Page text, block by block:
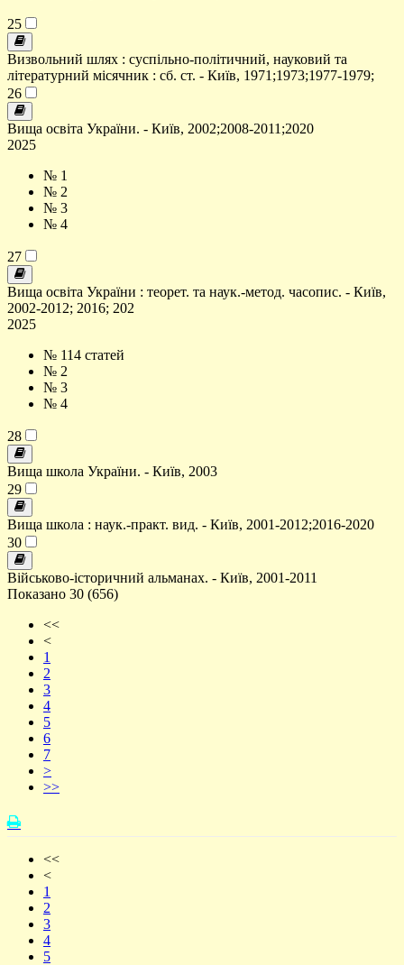
25
Визвольний шлях : суспільно-політичний, науковий та
літературний місячник : сб. ст. - Київ, 1971;1973;1977-1979;
26
Вища освіта України. - Київ, 2002;2008-2011;2020
2025
№ 1
№ 2
№ 3
№ 4
27
Вища освіта України : теорет. та наук.-метод. часопис. - Київ,
2002-2012; 2016; 202
2025
№ 114 статей
№ 2
№ 3
№ 4
28
Вища школа України. - Київ, 2003
29
Вища школа : наук.-практ. вид. - Київ, 2001-2012;2016-2020
30
Військово-історичний альманах. - Київ, 2001-2011
Показано 30 (656)
<<
<
1
2
3
4
5
6
7
>
>>
<<
<
1
2
3
4
5